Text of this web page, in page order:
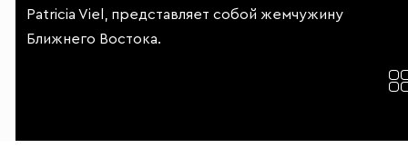
Patricia Viel, представляет собой жемчужину
Ближнего Востока.